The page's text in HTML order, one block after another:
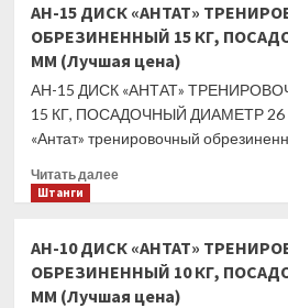
цена)
ДИСК
«АНТАТ»
ТРЕНИРОВОЧНЫЙ
ОБРЕЗИНЕННЫЙ
КГ,
ПОСАДОЧНЫЙ
ММ
цена)
АН-15 ДИСК «АНТАТ»
ОБРЕЗИНЕННЫЙ 15 КГ,
ММ (Лучшая цена)
АН-15 ДИСК «АНТАТ»
15 КГ, ПОСАДОЧНЫЙ ДИАМЕТР 26
«Антат» тренировочный
Читать далееПрочитать
ДИСК
«АНТАТ»
ТРЕНИРОВОЧНЫЙ
Штанги
АН-10 ДИСК «АНТАТ»
ОБРЕЗИНЕННЫЙ 10 КГ,
ММ (Лучшая цена)